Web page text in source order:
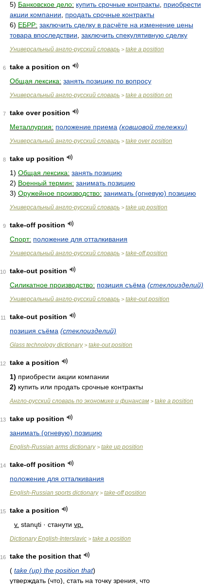
5) Банковское дело: купить срочные контракты
приобрести
акции компании
продать срочные контракты
6) ЕБРР: заключить сделку в расчёте на изменение цены
товара впоследствии заключить спекулятивную сделку
Универсальный англо-русский словарь > take a position
6
take a position on
Общая лексика: занять позицию по вопросу
Универсальный англо-русский словарь > take a position on
7
take over position
Металлургия: положение приема (ковшовой тележки)
Универсальный англо-русский словарь > take over position
8
take up position
1) Общая лексика: занять позицию
2) Военный термин: занимать позицию
3) Оружейное производство: занимать (огневую) позицию
Универсальный англо-русский словарь > take up position
9
take-off position
Спорт: положение для отталкивания
Универсальный англо-русский словарь > take-off position
10
take-out position
Силикатное производство: позиция съёма (стеклоизделий)
Универсальный англо-русский словарь > take-out position
11
take-out position
позиция съёма (стеклоизделий)
Glass technology dictionary> take-out position
12
take a position
1) приобрести акции компании
2) купить или продать срочные контракты
Англо-русский словарь по экономике и финансам > take a position
13
take up position
занимать (огневую) позицию
English-Russian arms dictionary> take up position
14
take-off position
положение для отталкивания
English-Russian sports dictionary> take-off position
15
take a position
v. stanųti · станути vp.
Dictionary English-Interslavic > take a position
16
take the position that
( take (up) the position that)
утверждать (что), стать на точку зрения, что